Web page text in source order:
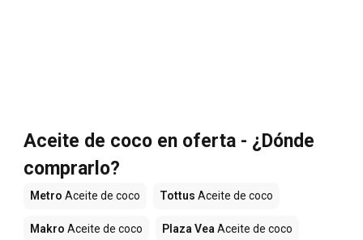
Aceite de coco en oferta - ¿Dónde
comprarlo?
Metro Aceite de coco Tottus Aceite de coco
Makro Aceite de coco Plaza Vea Aceite de coco